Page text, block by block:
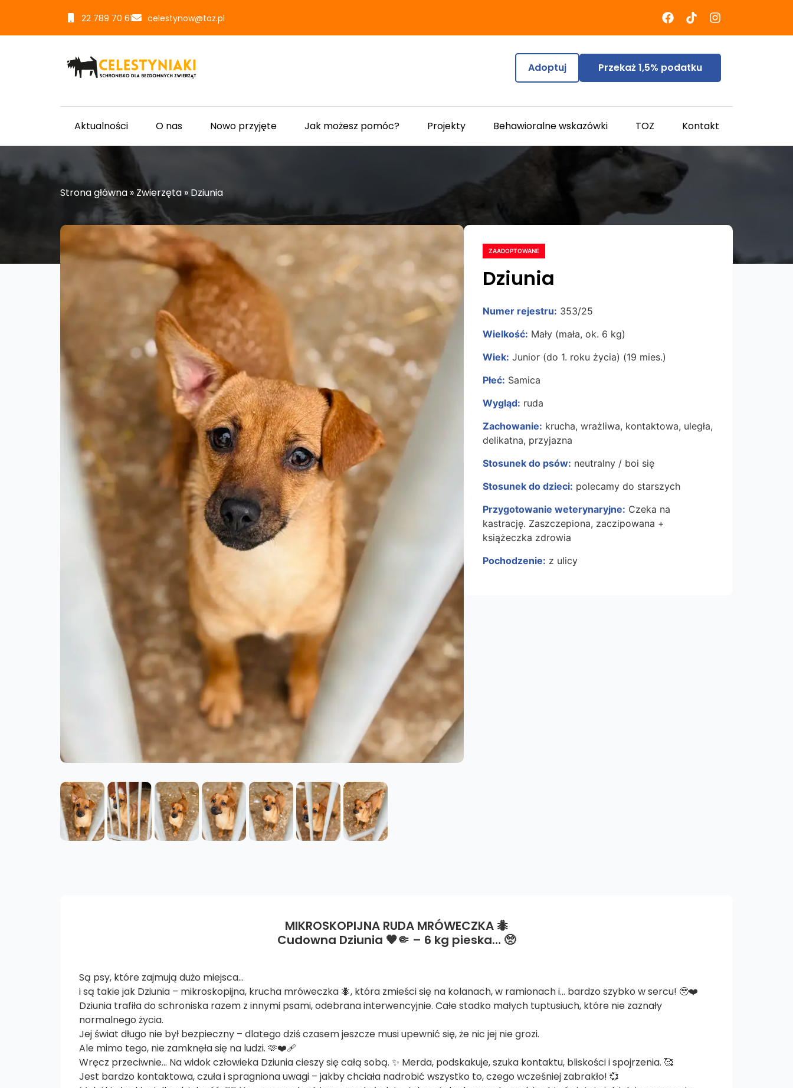
22 789 70 61 celestynow@toz.pl
Adoptuj Przekaż 1,5% podatku
Aktualności O nas Nowo przyjęte Jak możesz pomóc? Projekty Behawioralne wskazówki TOZ Kontakt
Strona główna » Zwierzęta» Dziunia
ZAADOPTOWANE
Dziunia
Numer rejestru: 353/25
Wielkość: Mały (mała, ok. 6 kg)
Wiek: Junior (do 1. roku życia) (19 mies.)
Płeć: Samica
Wygląd: ruda
Zachowanie: krucha, wrażliwa, kontaktowa, uległa,
delikatna, przyjazna
Stosunek do psów: neutralny / boi się
Stosunek do dzieci: polecamy do starszych
Przygotowanie weterynaryjne: Czeka na
kastrację. Zaszczepiona, zaczipowana +
książeczka zdrowia
Pochodzenie: z ulicy
MIKROSKOPIJNA RUDA MRÓWECZKA 🐜
Cudowna Dziunia 🧡🤏 – 6 kg pieska… 🥺
Są psy, które zajmują dużo miejsca…
i są takie jak Dziunia – mikroskopijna, krucha mróweczka 🐜, która zmieści się na kolanach, w ramionach i… bardzo szybko w sercu! 🥹❤️
Dziunia trafiła do schroniska razem z innymi psami, odebrana interwencyjnie. Całe stadko małych tuptusiuch, które nie zaznały
normalnego życia.
Jej świat długo nie był bezpieczny – dlatego dziś czasem jeszcze musi upewnić się, że nic jej nie grozi.
Ale mimo tego, nie zamknęła się na ludzi. 🫶❤️‍🩹
Wręcz przeciwnie… Na widok człowieka Dziunia cieszy się całą sobą. ✨ Merda, podskakuje, szuka kontaktu, bliskości i spojrzenia. 🥰
Jest bardzo kontaktowa, czuła i spragniona uwagi – jakby chciała nadrobić wszystko to, czego wcześniej zabrakło! 💞